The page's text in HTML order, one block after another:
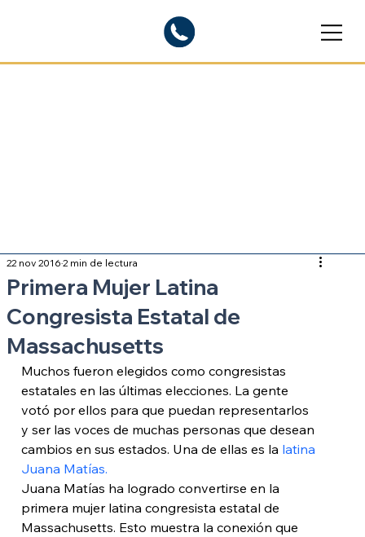
Primera Mujer Latina
Congresista Estatal de
Massachusetts
22 nov 20162 min de lectura
Muchos fueron elegidos como congresistas
estatales en las últimas elecciones. La gente
votó por ellos para que puedan representarlos
y ser las voces de muchas personas que desean
cambios en sus estados. Una de ellas es la latina
Juana Matías.
Juana Matías ha logrado convertirse en la
primera mujer latina congresista estatal de
Massachusetts. Esto muestra la conexión que